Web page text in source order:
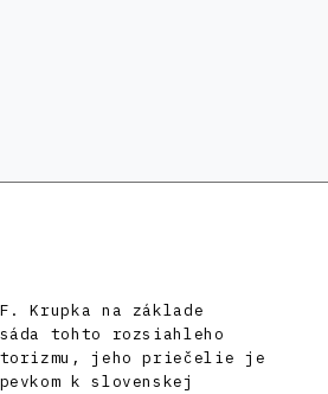
Krupka na základe
tohto rozsiahleho
jeho priečelie je
k slovenskej